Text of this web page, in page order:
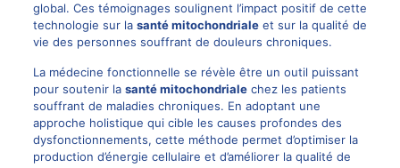
global. Ces témoignages soulignent l’impact positif de cette
technologie sur la santé mitochondrialeet sur la qualité de
vie des personnes souffrant de douleurs chroniques.
La médecine fonctionnelle se révèle être un outil puissant
pour soutenir la santé mitochondrialechez les patients
souffrant de maladies chroniques. En adoptant une
approche holistique qui cible les causes profondes des
dysfonctionnements, cette méthode permet d’optimiser la
production d’énergie cellulaire et d’améliorer la qualité de